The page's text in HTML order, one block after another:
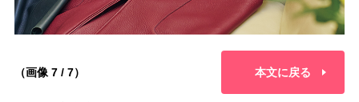
（画像 7 / 7） 本文に戻る